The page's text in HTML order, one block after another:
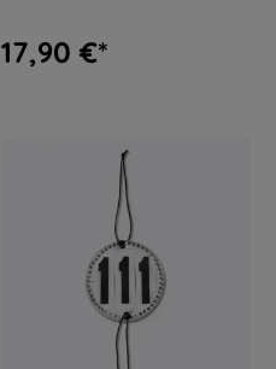
17,90 €*